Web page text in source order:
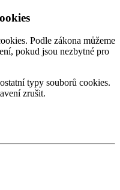
Podle zákona můžeme
pokud jsou nezbytné pro
typy souborů cookies.
zrušit.